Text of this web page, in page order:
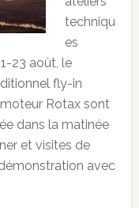
techniqu
es
23 août, le
fly-in
Rotax sont
dans la matinée
et visites de
avec